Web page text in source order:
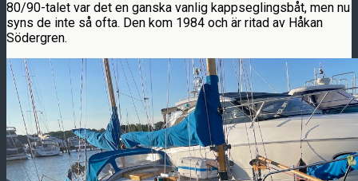
80/90-talet var det en ganska vanlig kappseglingsbåt, men nu
syns de inte så ofta. Den kom 1984 och är ritad av Håkan
Södergren.